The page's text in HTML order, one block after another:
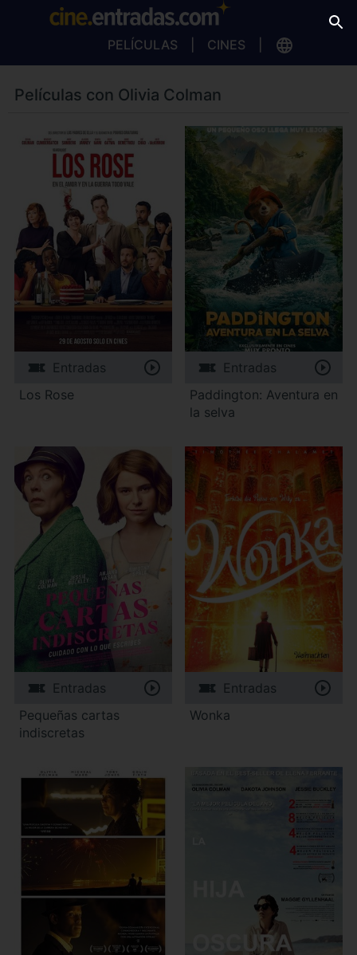
PELÍCULAS CINES
Películas con Olivia Colman
Entradas
Los Rose
Entradas
Paddington: Aventura en
la selva
Entradas
Pequeñas cartas
indiscretas
Entradas
Wonka